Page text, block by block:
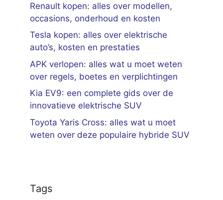
Renault kopen: alles over modellen,
occasions, onderhoud en kosten
Tesla kopen: alles over elektrische
auto’s, kosten en prestaties
APK verlopen: alles wat u moet weten
over regels, boetes en verplichtingen
Kia EV9: een complete gids over de
innovatieve elektrische SUV
Toyota Yaris Cross: alles wat u moet
weten over deze populaire hybride SUV
Tags